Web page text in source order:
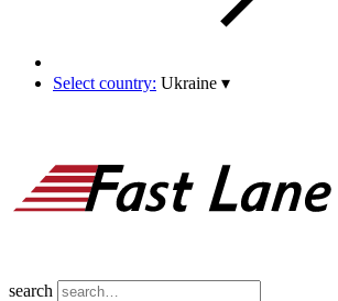
Select country: Ukraine ▾
search